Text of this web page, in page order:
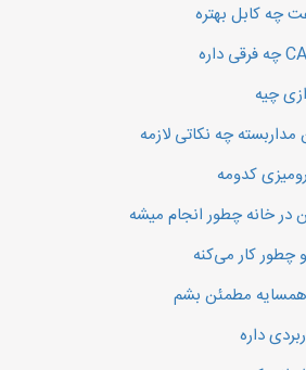
چه کابل بهتره
چیه
چه نکاتی لازمه
کدومه
خانه چطور انجام میشه
کار می‌کنه
مطمئن بشم
داره